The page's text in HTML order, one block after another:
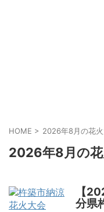
HOME > 2026年8月の花
2026年8月の
【
分県